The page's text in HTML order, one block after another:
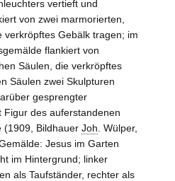
vertieft und
von zwei marmorierten,
verkröpftes Gebälk tragen; im
flankiert von
Säulen, die verkröpftes
Säulen zwei Skulpturen
gesprengter
des auferstandenen
(1909, Bildhauer Joh . Wülper,
Jesus im Garten
im Hintergrund; linker
als Taufständer, rechter als